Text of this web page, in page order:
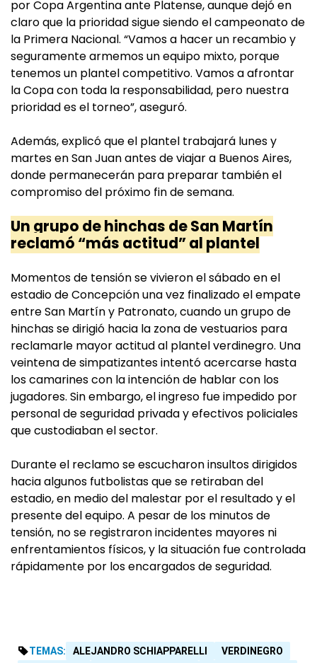
por Copa Argentina ante Platense, aunque dejó en
claro que la prioridad sigue siendo el campeonato de
la Primera Nacional. “Vamos a hacer un recambio y
seguramente armemos un equipo mixto, porque
tenemos un plantel competitivo. Vamos a afrontar
la Copa con toda la responsabilidad, pero nuestra
prioridad es el torneo”, aseguró.
Además, explicó que el plantel trabajará lunes y
martes en San Juan antes de viajar a Buenos Aires,
donde permanecerán para preparar también el
compromiso del próximo fin de semana.
Un grupo de hinchas de San Martín
reclamó “más actitud” al plantel
Momentos de tensión se vivieron el sábado en el
estadio de Concepción una vez finalizado el empate
entre San Martín y Patronato, cuando un grupo de
hinchas se dirigió hacia la zona de vestuarios para
reclamarle mayor actitud al plantel verdinegro. Una
veintena de simpatizantes intentó acercarse hasta
los camarines con la intención de hablar con los
jugadores. Sin embargo, el ingreso fue impedido por
personal de seguridad privada y efectivos policiales
que custodiaban el sector.
Durante el reclamo se escucharon insultos dirigidos
hacia algunos futbolistas que se retiraban del
estadio, en medio del malestar por el resultado y el
presente del equipo. A pesar de los minutos de
tensión, no se registraron incidentes mayores ni
enfrentamientos físicos, y la situación fue controlada
rápidamente por los encargados de seguridad.
TEMAS: ALEJANDRO SCHIAPPARELLI
VERDINEGRO